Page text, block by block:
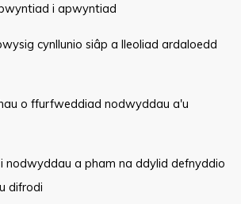
i apwyntiad
cynllunio siâp a lleoliad ardaloedd
o ffurfweddiad nodwyddau a'u
nodwyddau a pham na ddylid defnyddio
difrodi